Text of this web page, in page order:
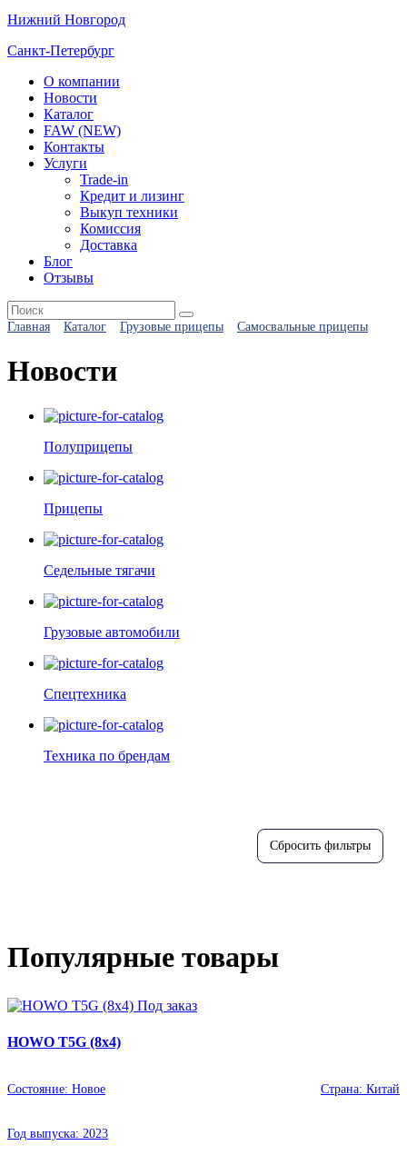
Нижний Новгород
Санкт-Петербург
О компании
Новости
Каталог
FAW (NEW)
Контакты
Услуги
Trade-in
Кредит и лизинг
Выкуп техники
Комиссия
Доставка
Блог
Отзывы
Главная Каталог Грузовые прицепы Самосвальные прицепы
Новости
Полуприцепы
Прицепы
Седельные тягачи
Грузовые автомобили
Спецтехника
Техника по брендам
Популярные товары
Под заказ
HOWO T5G (8x4)
Состояние: Новое Страна: Китай
Год выпуска: 2023